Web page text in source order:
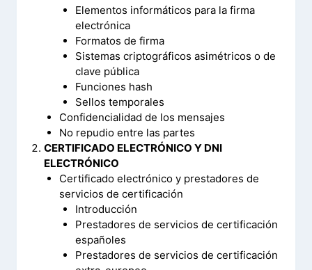
Elementos informáticos para la firma
electrónica
Formatos de firma
Sistemas criptográficos asimétricos o de
clave pública
Funciones hash
Sellos temporales
Confidencialidad de los mensajes
No repudio entre las partes
CERTIFICADO ELECTRÓNICO Y DNI
ELECTRÓNICO
Certificado electrónico y prestadores de
servicios de certificación
Introducción
Prestadores de servicios de certificación
españoles
Prestadores de servicios de certificación